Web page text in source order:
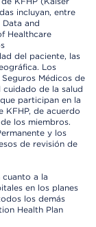
incluyan, entre
and
Healthcare
del paciente, las
Los
Médicos de
de la salud
participan en la
KFHP, de acuerdo
los miembros.
y los
de revisión de
cuanto a la
en los planes
los demás
Health Plan